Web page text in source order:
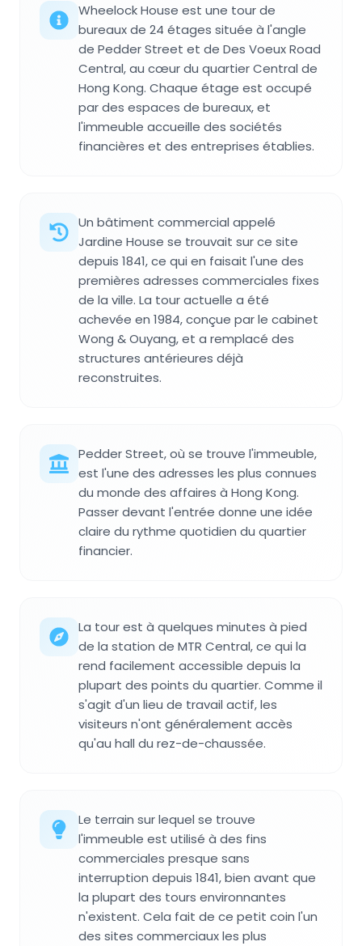
Wheelock House est une tour de
bureaux de 24 étages située à l'angle
de Pedder Street et de Des Voeux Road
Central, au cœur du quartier Central de
Hong Kong. Chaque étage est occupé
par des espaces de bureaux, et
l'immeuble accueille des sociétés
financières et des entreprises établies.
Un bâtiment commercial appelé
Jardine House se trouvait sur ce site
depuis 1841, ce qui en faisait l'une des
premières adresses commerciales fixes
de la ville. La tour actuelle a été
achevée en 1984, conçue par le cabinet
Wong & Ouyang, et a remplacé des
structures antérieures déjà
reconstruites.
Pedder Street, où se trouve l'immeuble,
est l'une des adresses les plus connues
du monde des affaires à Hong Kong.
Passer devant l'entrée donne une idée
claire du rythme quotidien du quartier
financier.
La tour est à quelques minutes à pied
de la station de MTR Central, ce qui la
rend facilement accessible depuis la
plupart des points du quartier. Comme il
s'agit d'un lieu de travail actif, les
visiteurs n'ont généralement accès
qu'au hall du rez-de-chaussée.
Le terrain sur lequel se trouve
l'immeuble est utilisé à des fins
commerciales presque sans
interruption depuis 1841, bien avant que
la plupart des tours environnantes
n'existent. Cela fait de ce petit coin l'un
des sites commerciaux les plus